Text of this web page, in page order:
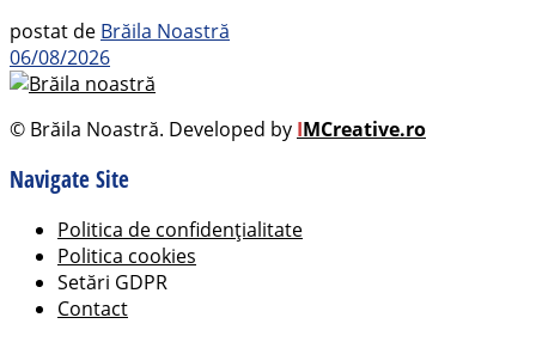
postat de Brăila Noastră
06/08/2026
© Brăila Noastră. Developed by IMCreative.ro
Navigate Site
Politica de confidențialitate
Politica cookies
Setări GDPR
Contact